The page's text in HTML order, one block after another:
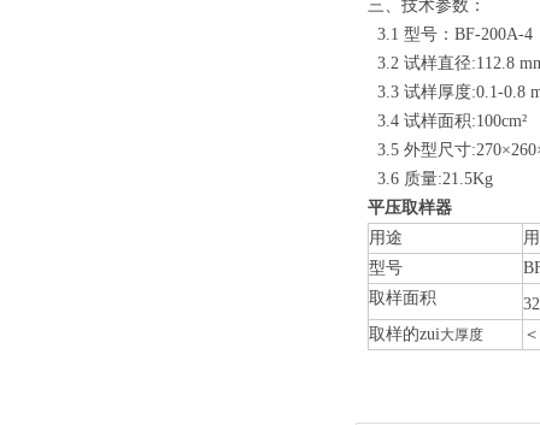
三、技术参数：
3.1 型号：BF-200A-4
3.2 试样直径:112.8
3.3 试样厚度:0.1-0.8
3.4 试样面积:100cm²
3.5 外型尺寸
3.6 质量:21.5Kg
平压取样器
用途
型号
取样面积
取样的zui大厚度